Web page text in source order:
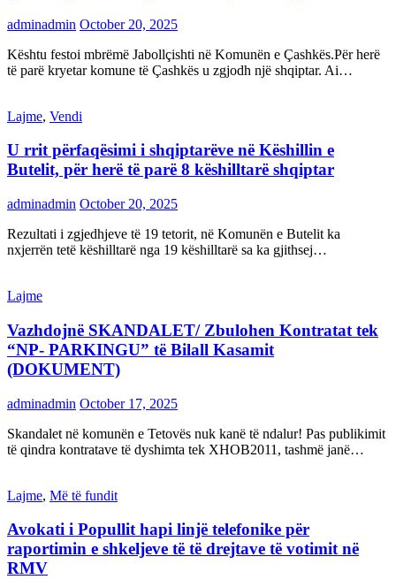
adminadmin October 20, 2025
Kështu festoi mbrëmë Jabollçishti në Komunën e Çashkës.Për herë
të parë kryetar komune të Çashkës u zgjodh një shqiptar. Ai…
Lajme, Vendi
U rrit përfaqësimi i shqiptarëve në Këshillin e
Butelit, për herë të parë 8 këshilltarë shqiptar
adminadmin October 20, 2025
Rezultati i zgjedhjeve të 19 tetorit, në Komunën e Butelit ka
nxjerrën tetë këshilltarë nga 19 këshilltarë sa ka gjithsej…
Lajme
Vazhdojnë SKANDALET/ Zbulohen Kontratat tek
“NP- PARKINGU” të Bilall Kasamit
(DOKUMENT)
adminadmin October 17, 2025
Skandalet në komunën e Tetovës nuk kanë të ndalur! Pas publikimit
të qindra kontratave të dyshimta tek XHOB2011, tashmë janë…
Lajme, Më të fundit
Avokati i Popullit hapi linjë telefonike për
raportimin e shkeljeve të të drejtave të votimit në
RMV